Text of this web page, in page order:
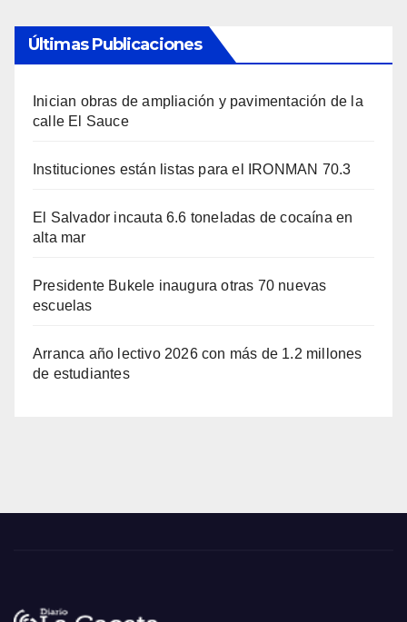
Últimas Publicaciones
Inician obras de ampliación y pavimentación de la
calle El Sauce
Instituciones están listas para el IRONMAN 70.3
El Salvador incauta 6.6 toneladas de cocaína en
alta mar
Presidente Bukele inaugura otras 70 nuevas
escuelas
Arranca año lectivo 2026 con más de 1.2 millones
de estudiantes